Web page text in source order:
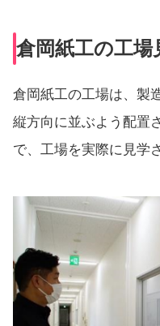
倉岡紙工の工場
倉岡紙工の工場は、製
縦方向に並ぶよう配置
で、工場を実際に見学